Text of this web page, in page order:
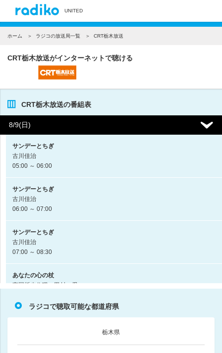
UNITED
ホーム ラジコの放送局一覧 CRT栃木放送
CRT栃木放送がインターネットで聴ける
CRT栃木放送の番組表
8/9(日)
サンデーとちぎ
古川佳治
05:00 ～ 06:00
サンデーとちぎ
古川佳治
06:00 ～ 07:00
サンデーとちぎ
古川佳治
07:00 ～ 08:30
あなたの心の杖
高岡哲也住職、田村 愛
サンデーとちぎ
ラジコで聴取可能な都道府県
栃木県